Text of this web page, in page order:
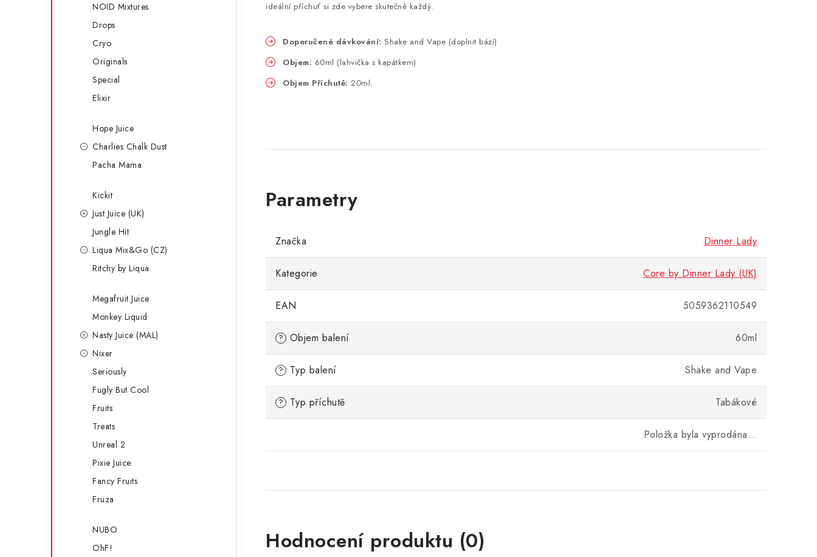
NOID Mixtures
Drops
Cryo
Originals
Special
Elixir
Hope Juice
Charlies Chalk Dust
Pacha Mama
Kickit
Just Juice (UK)
Jungle Hit
Liqua Mix&Go (CZ)
Ritchy by Liqua
Megafruit Juice
Monkey Liquid
Nasty Juice (MAL)
Nixer
Seriously
Fugly But Cool
Fruits
Treats
Unreal 2
Pixie Juice
Fancy Fruits
Fruza
NUBO
OhF!
ideální příchuť si zde vybere skutečně každý.
Doporučené dávkování: Shake and Vape (doplnit bází)
Objem: 60ml (lahvička s kapátkem)
Objem Příchutě: 20ml.
Značka Dinner Lady
Kategorie Core by Dinner Lady (UK)
EAN 5059362110549
? Objem balení 60ml
? Typ balení Shake and Vape
? Typ příchutě Tabákové
Položka byla vyprodána…
Hodnocení produktu (0)